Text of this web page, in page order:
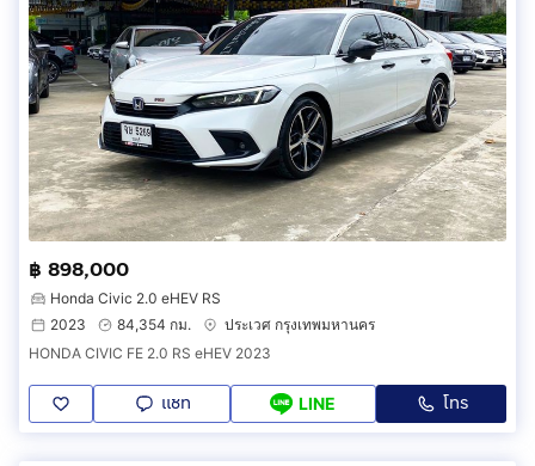
฿ 898,000
Honda Civic 2.0 eHEV RS
2023
84,354 กม.
ประเวศ กรุงเทพมหานคร
HONDA CIVIC FE 2.0 RS eHEV 2023
แชท LINE โทร